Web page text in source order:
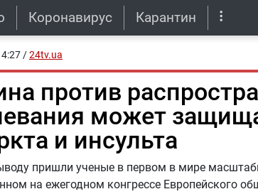
Коронавирус Карантин
/24tv.ua
против
может
и инсульта
пришли ученые в первом в мире
на ежегодном конгрессе Европейского